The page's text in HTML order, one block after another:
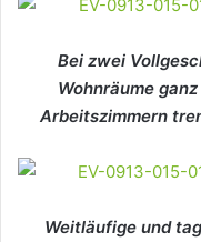
Bei zwei
Wohnräume
Arbeitszimmern
Weitläufige und